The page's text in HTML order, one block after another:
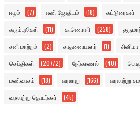
ஈழம் (7) எண் ஜோதிடம் (18) கட்டுரைகள்
கரும்புலிகள் (11) காணொளி (228)
சனி மாற்றம் (2) சாதனையாளர் (1) சினிமா
செய்திகள் (20772) நேர்காணல் (40)
மண்வாசம் (18) வரலாறு (166) வரலாற்று
வரலாற்று தொடர்கள் (45)